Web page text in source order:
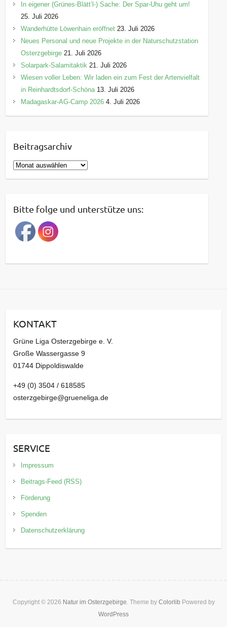
In eigener (Grünes-Blätt’l-) Sache: Der Spar-Uhu geht um!
25. Juli 2026
Wanderhütte Löwenhain eröffnet 23. Juli 2026
Neues Personal und neue Projekte in der Naturschutzstation
Osterzgebirge 21. Juli 2026
Solarpark-Salamitaktik 21. Juli 2026
Wiesen voller Leben: Wir laden ein zum Fest der Artenvielfalt
in Reinhardtsdorf-Schöna 13. Juli 2026
Madagaskar-AG-Camp 2026 4. Juli 2026
Beitragsarchiv
B
e
r
a
g
a
v
Bitte folge und unterstütze uns:
KONTAKT
Grüne Liga Osterzgebirge e. V.
Große Wassergasse 9
01744 Dippoldiswalde
+49 (0) 3504 / 618585
osterzgebirge@grueneliga.de
SERVICE
Impressum
Beitrags-Feed (RSS)
Förderung
Spenden
Datenschutzerklärung
Copyright © 2026 Natur im Osterzgebirge. Theme by Colorlib Powered by
WordPress